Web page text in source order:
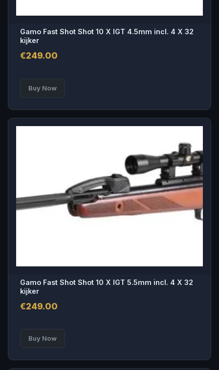
Gamo Fast Shot Shot 10 X IGT 4.5mm incl. 4 X 32
kijker
€249.00
Buy Now
Gamo Fast Shot Shot 10 X IGT 5.5mm incl. 4 X 32
kijker
€249.00
Buy Now